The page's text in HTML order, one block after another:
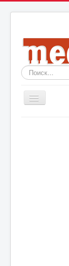
Искать...
Включить/
выключить